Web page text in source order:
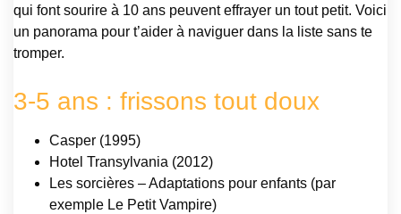
qui font sourire à 10 ans peuvent effrayer un tout petit. Voici
un panorama pour t’aider à naviguer dans la liste sans te
tromper.
3-5 ans : frissons tout doux
Casper (1995)
Hotel Transylvania (2012)
Les sorcières – Adaptations pour enfants (par
exemple Le Petit Vampire)